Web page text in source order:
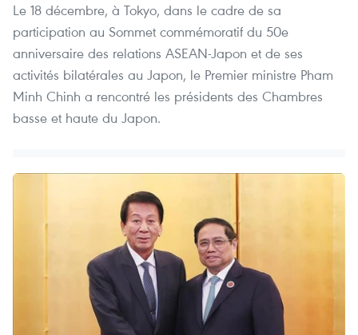
Le 18 décembre, à Tokyo, dans le cadre de sa
participation au Sommet commémoratif du 50e
anniversaire des relations ASEAN-Japon et de ses
activités bilatérales au Japon, le Premier ministre Pham
Minh Chinh a rencontré les présidents des Chambres
basse et haute du Japon.